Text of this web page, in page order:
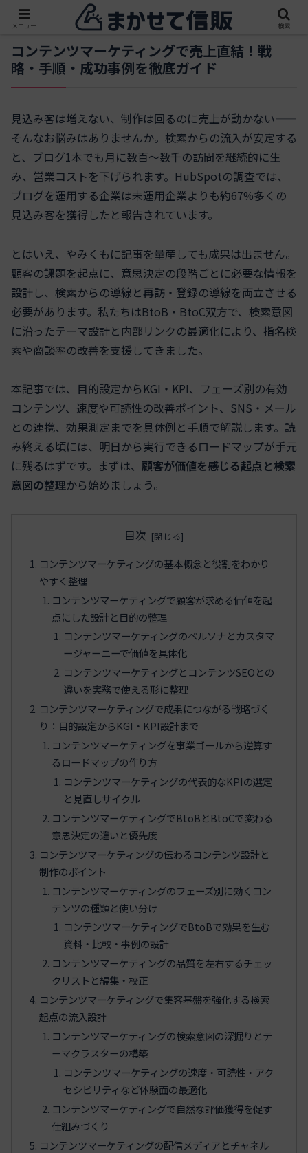
コンテンツマーケティングで売上直結！戦
略・手順・成功事例を徹底ガイド
見込み客は増えない、制作は回るのに売上が動かない——
そんなお悩みはありませんか。検索からの流入が安定する
と、ブログ1本でも月に数百〜数千の訪問を継続的に生
み、営業コストを下げられます。HubSpotの調査では、
ブログを運用する企業は未運用企業よりも約67%多くの
見込み客を獲得したと報告されています。
とはいえ、やみくもに記事を量産しても成果は出ません。
顧客の課題を起点に、意思決定の段階ごとに必要な情報を
設計し、検索からの導線と再訪・登録の導線を両立させる
必要があります。私たちはBtoB・BtoC双方で、検索意図
に沿ったテーマ設計と内部リンクの最適化により、指名検
索や商談率の改善を支援してきました。
本記事では、目的設定からKGI・KPI、フェーズ別の有効
コンテンツ、速度や可読性の改善ポイント、SNS・メール
との連携、効果測定までを具体例と手順で解説します。読
み終える頃には、明日から実行できるロードマップが手元
に残るはずです。まずは、 顧客が価値を感じる起点と検索
意図の整理から始めましょう。
目次
コンテンツマーケティングの基本概念と役割をわかり
やすく整理
コンテンツマーケティングで顧客が求める価値を起
点にした設計と目的の整理
コンテンツマーケティングのペルソナとカスタマ
ージャーニーで価値を具体化
コンテンツマーケティングとコンテンツSEOとの
違いを実務で使える形に整理
コンテンツマーケティングで成果につながる戦略づく
り：目的設定からKGI・KPI設計まで
コンテンツマーケティングを事業ゴールから逆算す
るロードマップの作り方
コンテンツマーケティングの代表的なKPIの選定
と見直しサイクル
コンテンツマーケティングでBtoBとBtoCで変わる
意思決定の違いと優先度
コンテンツマーケティングの伝わるコンテンツ設計と
制作のポイント
コンテンツマーケティングのフェーズ別に効くコン
テンツの種類と使い分け
コンテンツマーケティングでBtoBで効果を生む
資料・比較・事例の設計
コンテンツマーケティングの品質を左右するチェッ
クリストと編集・校正
コンテンツマーケティングで集客基盤を強化する検索
起点の流入設計
コンテンツマーケティングの検索意図の深掘りとテ
ーマクラスターの構築
コンテンツマーケティングの速度・可読性・アク
セシビリティなど体験面の最適化
コンテンツマーケティングで自然な評価獲得を促す
仕組みづくり
コンテンツマーケティングの配信メディアとチャネル
メニュー 検索